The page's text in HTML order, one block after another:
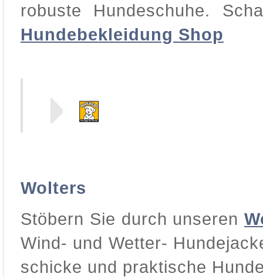
robuste Hundeschuhe.
Hundebekleidung Shop
Wolters
Stöbern Sie durch unseren
Wind- und Wetter-
schicke und praktische